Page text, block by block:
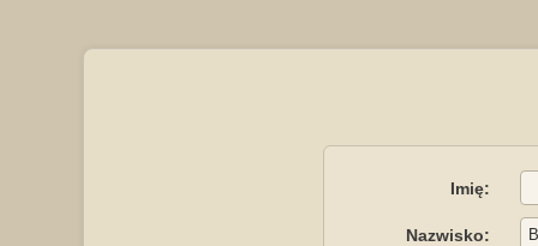
Imię:
Nazwisko: